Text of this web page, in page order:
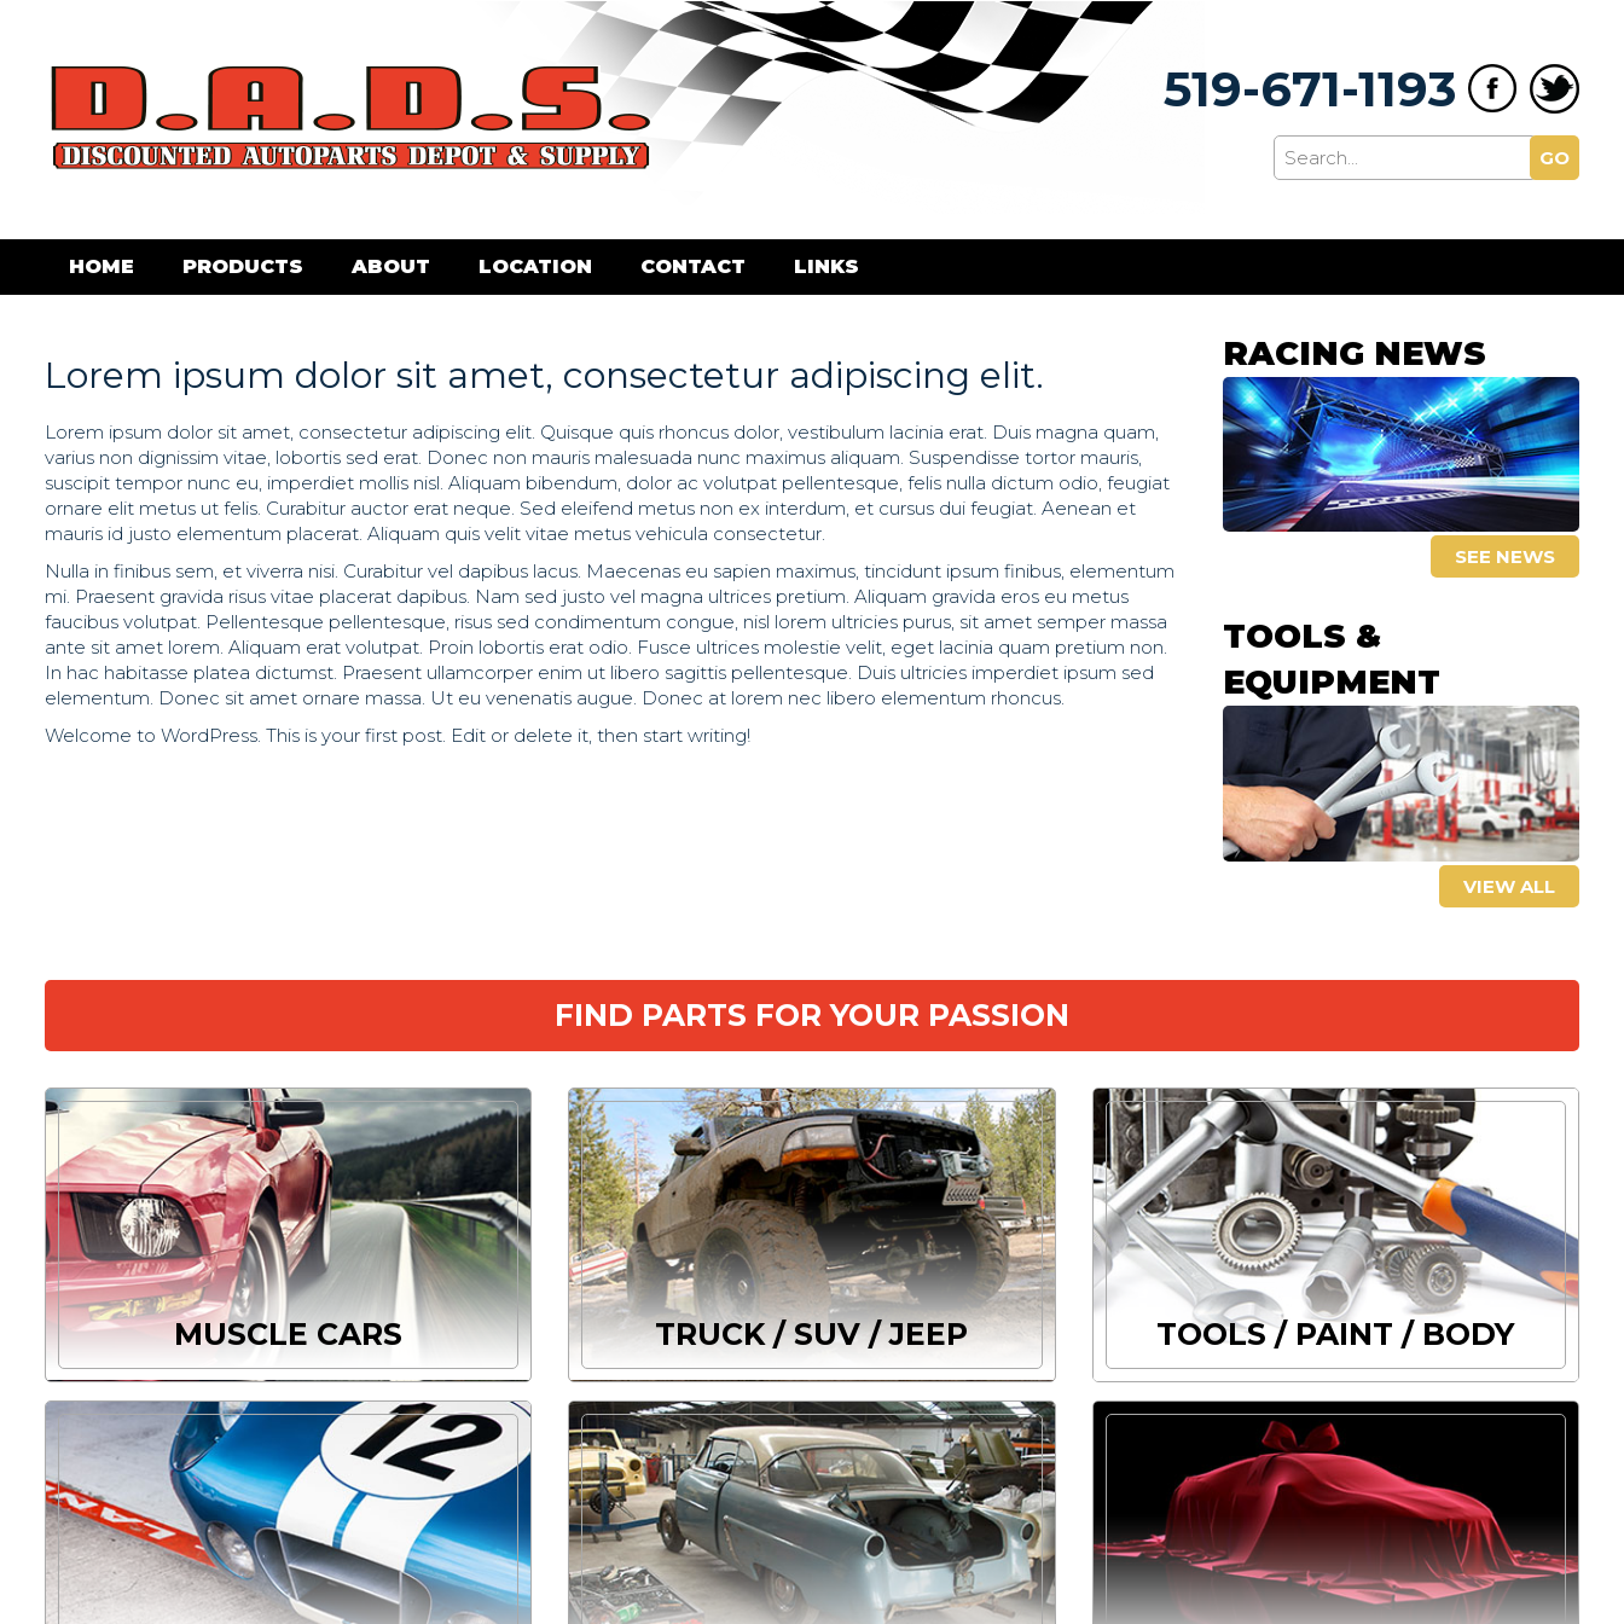
519-671-1193
GO
HOME PRODUCTS ABOUT LOCATION CONTACT LINKS
Lorem ipsum dolor sit amet, consectetur adipiscing elit.
Lorem ipsum dolor sit amet, consectetur adipiscing elit. Quisque quis rhoncus dolor, vestibulum lacinia erat. Duis magna quam,
varius non dignissim vitae, lobortis sed erat. Donec non mauris malesuada nunc maximus aliquam. Suspendisse tortor mauris,
suscipit tempor nunc eu, imperdiet mollis nisl. Aliquam bibendum, dolor ac volutpat pellentesque, felis nulla dictum odio, feugiat
ornare elit metus ut felis. Curabitur auctor erat neque. Sed eleifend metus non ex interdum, et cursus dui feugiat. Aenean et
mauris id justo elementum placerat. Aliquam quis velit vitae metus vehicula consectetur.
Nulla in finibus sem, et viverra nisi. Curabitur vel dapibus lacus. Maecenas eu sapien maximus, tincidunt ipsum finibus, elementum
mi. Praesent gravida risus vitae placerat dapibus. Nam sed justo vel magna ultrices pretium. Aliquam gravida eros eu metus
faucibus volutpat. Pellentesque pellentesque, risus sed condimentum congue, nisl lorem ultricies purus, sit amet semper massa
ante sit amet lorem. Aliquam erat volutpat. Proin lobortis erat odio. Fusce ultrices molestie velit, eget lacinia quam pretium non.
In hac habitasse platea dictumst. Praesent ullamcorper enim ut libero sagittis pellentesque. Duis ultricies imperdiet ipsum sed
elementum. Donec sit amet ornare massa. Ut eu venenatis augue. Donec at lorem nec libero elementum rhoncus.
Welcome to WordPress. This is your first post. Edit or delete it, then start writing!
RACING NEWS
SEE NEWS
TOOLS &
EQUIPMENT
VIEW ALL
FIND PARTS FOR YOUR PASSION
MUSCLE CARS TRUCK / SUV / JEEP TOOLS / PAINT / BODY